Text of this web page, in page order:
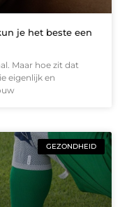
je het beste een
Maar hoe zit dat
eigenlijk en
GEZONDHEID